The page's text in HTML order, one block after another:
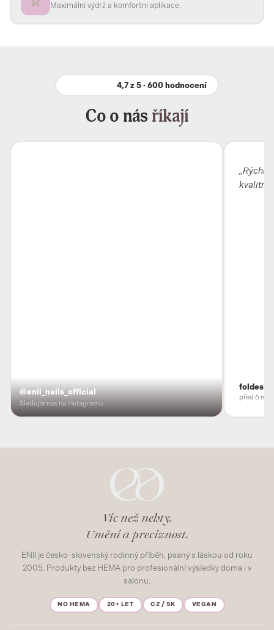
Maximální výdrž a komfortní aplikace.
4,7 z 5 · 600 hodnocení
Co o násříkají
@enii_nails_official
Sledujte nás na Instagramu
„Rýchle
kvalitný"
před 6
Víc než nehty.
Umění a preciznost.
ENII je česko-slovenský rodinný příběh, psaný s láskou od roku
2005. Produkty bez HEMA pro profesionální výsledky doma i v
salonu.
NO HEMA 20+ LET CZ / SK VEGAN